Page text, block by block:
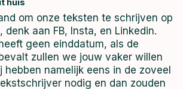
huis
om onze teksten te schrijven op
denk aan FB, Insta, en Linkedin.
geen einddatum, als de
zullen we jouw vaker willen
hebben namelijk eens in de zoveel
nodig en dan zouden